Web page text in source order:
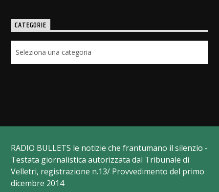
CATEGORIE
RADIO BULLETS le notizie che frantumano il silenzio -
Testata giornalistica autorizzata dal Tribunale di
Velletri, registrazione n.13/ Provvedimento del primo
dicembre 2014